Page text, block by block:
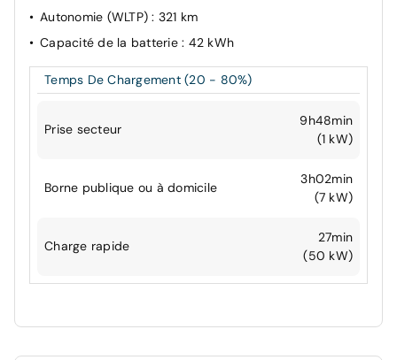
Autonomie (WLTP): 321 km
Capacité de la batterie : 42 kWh
Temps De Chargement (20 - 80%)
Prise secteur
9h48min
(1 kW)
Borne publique ou à domicile
3h02min
(7 kW)
Charge rapide
27min
(50 kW)